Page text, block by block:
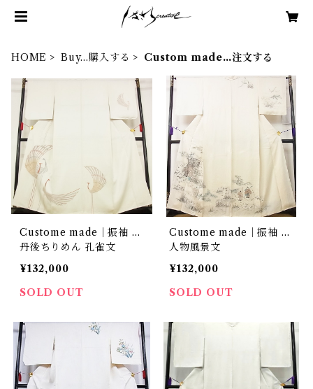
HOME Buy…購入する Custom made…注文する
Custome made｜振袖 …
丹後ちりめん 孔雀文
¥132,000
SOLD OUT
Custome made｜振袖 …
人物風景文
¥132,000
SOLD OUT